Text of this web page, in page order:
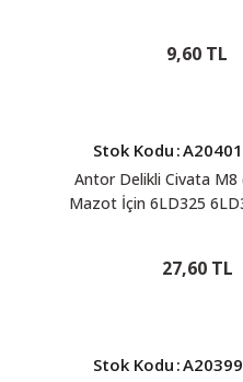
9,60 TL
Stok Kodu :
Antor Delikli Civata M8
Mazot İçin 6LD325
27,60 TL
Stok Kodu :